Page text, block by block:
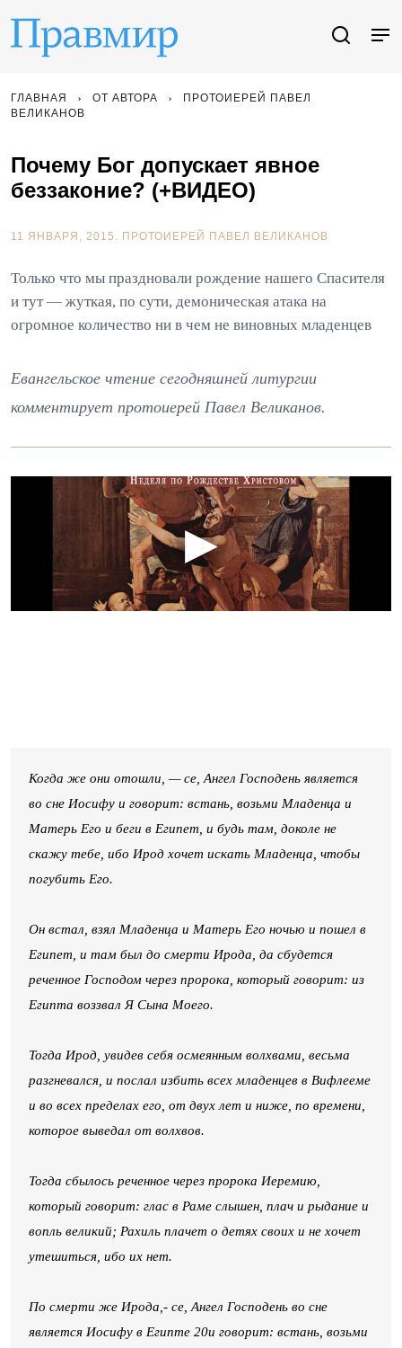
ГЛАВНАЯ ОТ АВТОРА
ПРОТОИЕРЕЙ ПАВЕЛ
ВЕЛИКАНОВ
Почему Бог допускает явное
беззаконие? (+ВИДЕО)
11 ЯНВАРЯ, 2015. ПРОТОИЕРЕЙ ПАВЕЛ ВЕЛИКАНОВ
Только что мы праздновали рождение нашего Спасителя
и тут — жуткая, по сути, демоническая атака на
огромное количество ни в чем не виновных младенцев
Евангельское чтение сегодняшней литургии
комментирует протоиерей Павел Великанов.
Когда же они отошли, — се, Ангел Господень является
во сне Иосифу и говорит: встань, возьми Младенца и
Матерь Его и беги в Египет, и будь там, доколе не
скажу тебе, ибо Ирод хочет искать Младенца, чтобы
погубить Его.
Он встал, взял Младенца и Матерь Его ночью и пошел в
Египет, и там был до смерти Ирода, да сбудется
реченное Господом через пророка, который говорит: из
Египта воззвал Я Сына Моего.
Тогда Ирод, увидев себя осмеянным волхвами, весьма
разгневался, и послал избить всех младенцев в Вифлееме
и во всех пределах его, от двух лет и ниже, по времени,
которое выведал от волхвов.
Тогда сбылось реченное через пророка Иеремию,
который говорит: глас в Раме слышен, плач и рыдание и
вопль великий; Рахиль плачет о детях своих и не хочет
утешиться, ибо их нет.
По смерти же Ирода,- се, Ангел Господень во сне
является Иосифу в Египте 20и говорит: встань, возьми